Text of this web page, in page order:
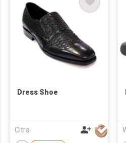
Dress Shoe
Citra